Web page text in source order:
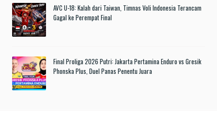
AVC U-18: Kalah dari Taiwan, Timnas Voli Indonesia Terancam
Gagal ke Perempat Final
Final Proliga 2026 Putri: Jakarta Pertamina Enduro vs Gresik
Phonska Plus, Duel Panas Penentu Juara